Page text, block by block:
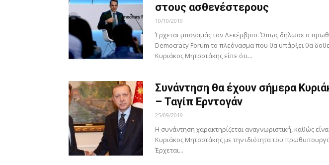
στους ασθενέστερους
10/10/2019
Έρχεται μποναμάς τον Δεκέμβριο. Όπως δήλωσε ο
Democracy Forum το πλεόνασμα που θα υπάρξει θα
Κυριάκος Μητσοτάκης είπε ότι...
Συνάντηση θα έχουν σήμερα
– Ταγίπ Ερντογάν
25/09/2019
Η συνάντηση χαρακτηρίζεται αναγνωριστική, καθώς
Κυριάκος Μητσοτάκης με την ιδιότητα του
Έρχεται...